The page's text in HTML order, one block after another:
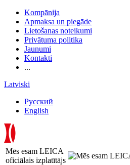
Kompānija
Apmaksa un piegāde
Lietošanas noteikumi
Privātuma politika
Jaunumi
Kontakti
...
Latviski
Русский
English
Mēs esam LEICA
oficiālais izplatītājs